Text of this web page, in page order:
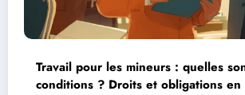
Travail pour les mineurs : quelles
conditions ? Droits et obligations